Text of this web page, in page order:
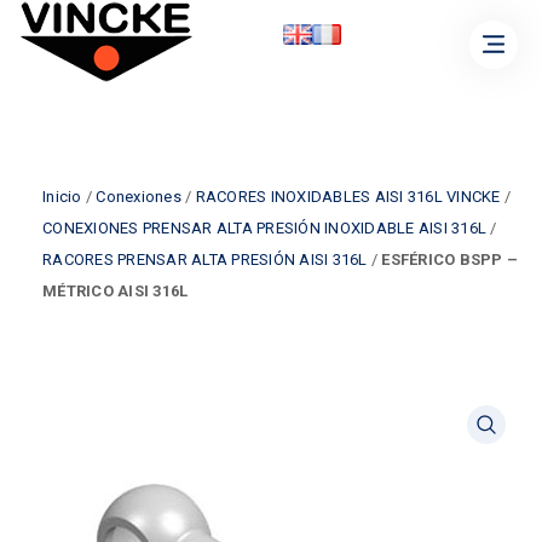
Inicio /Conexiones/ RACORES INOXIDABLES AISI 316L VINCKE /
CONEXIONES PRENSAR ALTA PRESIÓN INOXIDABLE AISI 316L /
RACORES PRENSAR ALTA PRESIÓN AISI 316L / ESFÉRICO BSPP –
MÉTRICO AISI 316L